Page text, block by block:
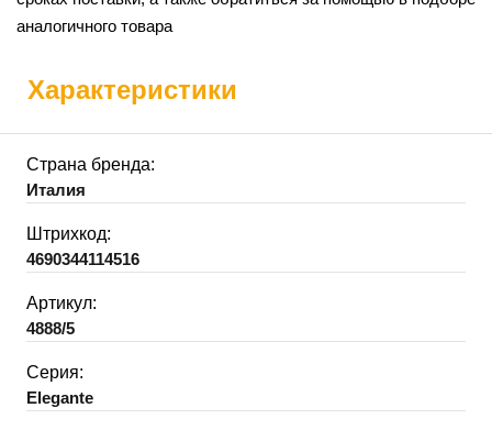
аналогичного товара
Характеристики
Страна бренда:
Италия
Штрихкод:
4690344114516
Артикул:
4888/5
Серия:
Elegante